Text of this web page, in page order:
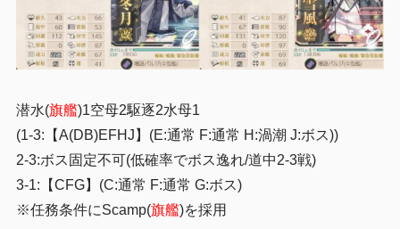
潜水(旗艦)1空母2駆逐2水母1
(1-3:【A(DB)EFHJ】(E:通常 F:通常 H:渦潮 J:ボス))
2-3:ボス固定不可(低確率でボス逸れ/道中2-3戦)
3-1:【CFG】(C:通常 F:通常 G:ボス)
※任務条件にScamp(旗艦)を採用